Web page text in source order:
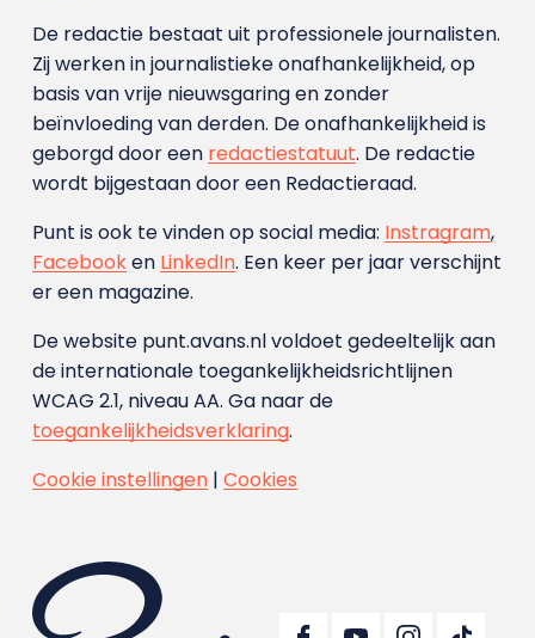
De redactie bestaat uit professionele journalisten.
Zij werken in journalistieke onafhankelijkheid, op
basis van vrije nieuwsgaring en zonder
beïnvloeding van derden. De onafhankelijkheid is
geborgd door een redactiestatuut. De redactie
wordt bijgestaan door een Redactieraad.
Punt is ook te vinden op social media: Instragram,
Facebooken LinkedIn. Een keer per jaar verschijnt
er een magazine.
De website punt.avans.nl voldoet gedeeltelijk aan
de internationale toegankelijkheidsrichtlijnen
WCAG 2.1, niveau AA. Ga naar de
toegankelijkheidsverklaring.
Cookie instellingen| Cookies